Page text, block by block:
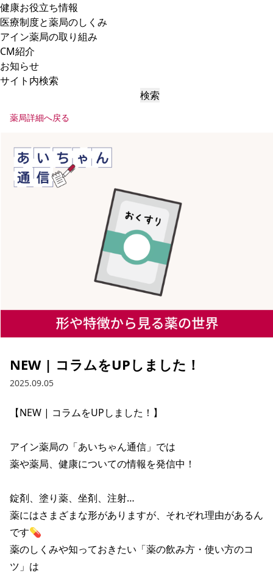
健康お役立ち情報
医療制度と薬局のしくみ
アイン薬局の取り組み
CM紹介
お知らせ
サイト内検索
検索
薬局詳細へ戻る
NEW | コラムをUPしました！
2025.09.05
【NEW | コラムをUPしました！】
アイン薬局の「あいちゃん通信」では
薬や薬局、健康についての情報を発信中！
錠剤、塗り薬、坐剤、注射…
薬にはさまざまな形がありますが、それぞれ理由があるん
です💊
薬のしくみや知っておきたい「薬の飲み方・使い方のコ
ツ」は